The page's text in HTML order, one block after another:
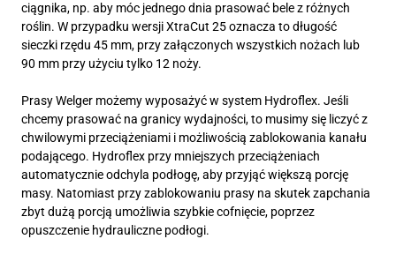
ciągnika, np. aby móc jednego dnia prasować bele z różnych
roślin. W przypadku wersji XtraCut 25 oznacza to długość
sieczki rzędu 45 mm, przy załączonych wszystkich nożach lub
90 mm przy użyciu tylko 12 noży.
Prasy Welger możemy wyposażyć w system Hydroflex. Jeśli
chcemy prasować na granicy wydajności, to musimy się liczyć z
chwilowymi przeciążeniami i możliwością zablokowania kanału
podającego. Hydroflex przy mniejszych przeciążeniach
automatycznie odchyla podłogę, aby przyjąć większą porcję
masy. Natomiast przy zablokowaniu prasy na skutek zapchania
zbyt dużą porcją umożliwia szybkie cofnięcie, poprzez
opuszczenie hydrauliczne podłogi.